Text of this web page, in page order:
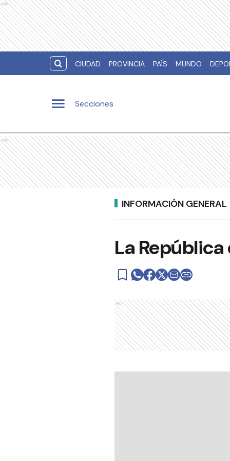
Ads
CIUDAD PROVINCIA PAÍS MUNDO
Secciones
Ads
INFORMACIÓN GENERAL
La República
Ads